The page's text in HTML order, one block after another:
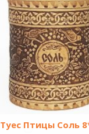
Туес Птицы Соль